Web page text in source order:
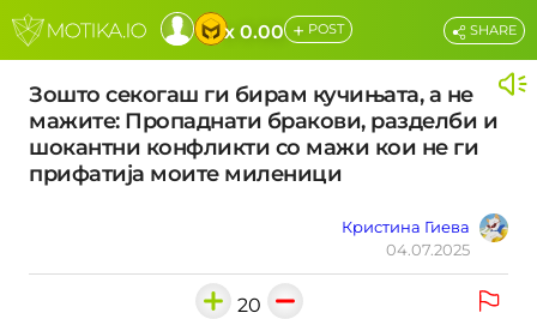
x 0.00 + POST
Зошто секогаш ги бирам кучињата, а не
мажите: Пропаднати бракови, разделби и
шокантни конфликти со мажи кои не ги
прифатија моите миленици
Кристина Гиева
04.07.2025
SHARE
20